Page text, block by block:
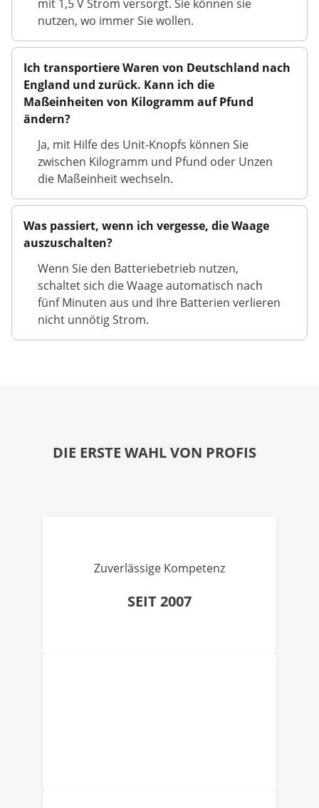
mit 1,5 V Strom versorgt. Sie können sie
nutzen, wo immer Sie wollen.
Ich transportiere Waren von Deutschland nach
England und zurück. Kann ich die
Maßeinheiten von Kilogramm auf Pfund
ändern?
Ja, mit Hilfe des Unit-Knopfs können Sie
zwischen Kilogramm und Pfund oder Unzen
die Maßeinheit wechseln.
Was passiert, wenn ich vergesse, die Waage
auszuschalten?
Wenn Sie den Batteriebetrieb nutzen,
schaltet sich die Waage automatisch nach
fünf Minuten aus und Ihre Batterien verlieren
nicht unnötig Strom.
DIE ERSTE WAHL VON PROFIS
Zuverlässige Kompetenz
SEIT 2007